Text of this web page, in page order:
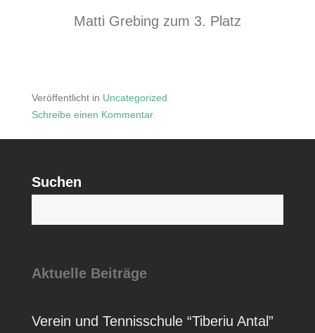
Matti Grebing zum 3. Platz
Veröffentlicht in Uncategorized
Schreibe einen Kommentar
Suchen
Aktuelle Beiträge
Verein und Tennisschule “Tiberiu Antal”